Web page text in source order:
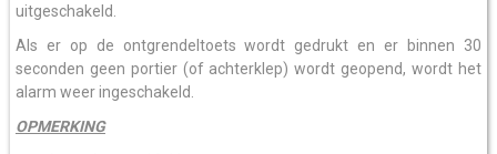
uitgeschakeld.
Als er op de ontgrendeltoets wordt gedrukt en er binnen 30
seconden geen portier (of achterklep) wordt geopend, wordt het
alarm weer ingeschakeld.
OPMERKING